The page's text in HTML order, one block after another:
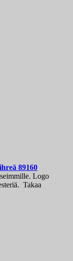
89160
Logo
Takaa